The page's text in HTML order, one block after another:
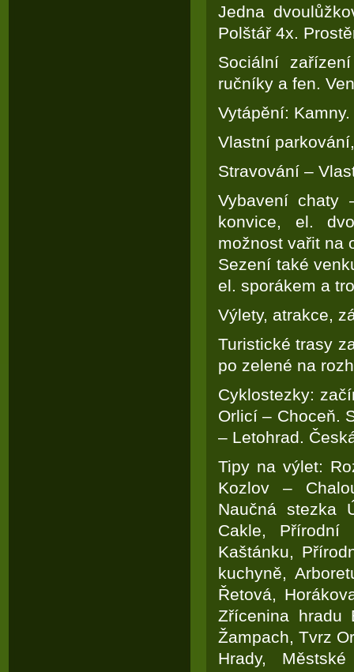
Jedna
Polštář 4x.
Sociální
ručníky a fen.
Vytápění: Kamny.
Vlastní
Stravování –
Vybavení chaty
konvice, el.
možnost vařit na
Sezení také
el. sporákem a
Výlety, atrakce,
Turistické trasy
po zelené na
Cyklostezky:
Orlicí – Choceň.
– Letohrad.
Tipy na výlet:
Kozlov –
Naučná stezka
Cakle, Přírodní
Kaštánku,
kuchyně,
Řetová,
Zřícenina hradu
Žampach, Tvrz
Hrady,